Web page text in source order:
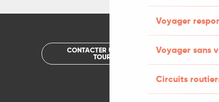
Voyager
Voyager sans
Circuits
CONTACTER UN OFFICE DE
TOURISME